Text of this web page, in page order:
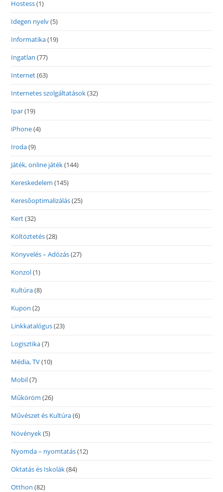
Hostess(1)
Idegen nyelv(5)
Informatika(19)
Ingatlan (77)
Internet(63)
Internetes szolgáltatások(32)
Ipar(19)
iPhone(4)
Iroda(9)
Játék, online játék(144)
Kereskedelem (145)
Keresőoptimalizálás(25)
Kert(32)
Költöztetés(28)
Könyvelés – Adózás(27)
Konzol(1)
Kultúra(8)
Kupon (2)
Linkkatalógus(23)
Logisztika(7)
Média, TV(10)
Mobil(7)
Műköröm (26)
Művészet és Kultúra(6)
Növények(5)
Nyomda – nyomtatás(12)
Oktatás és Iskolák(84)
Otthon (82)